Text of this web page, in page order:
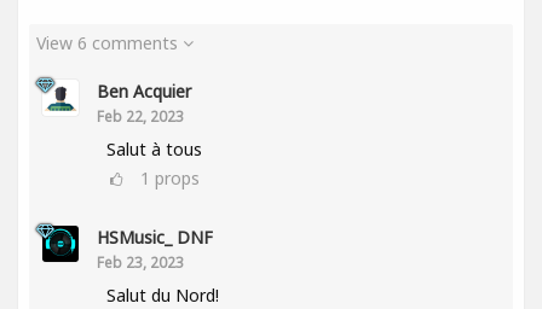
View 6 comments
Ben Acquier
Feb 22, 2023
Salut à tous
1 props
HSMusic_ DNF
Feb 23, 2023
Salut du Nord!